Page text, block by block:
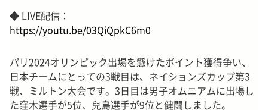
◆ LIVE配信：
https://youtu.be/03QiQpkC6m0
パリ2024オリンピック出場を懸けたポイント獲得争い、
日本チームにとっての3戦目は、ネイションズカップ第3
戦、ミルトン大会です。3日目は男子オムニアムに出場し
た窪木選手が5位、兒島選手が9位と健闘しました。